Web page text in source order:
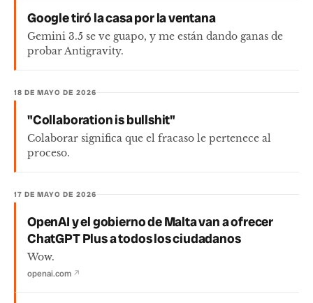
Google tiró la casa por la ventana
Gemini 3.5 se ve guapo, y me están dando ganas de
probar Antigravity.
18 DE MAYO DE 2026
"Collaboration is bullshit"
Colaborar significa que el fracaso le pertenece al
proceso.
17 DE MAYO DE 2026
OpenAI y el gobierno de Malta van a ofrecer
ChatGPT Plus a todos los ciudadanos
Wow.
openai.com ↗